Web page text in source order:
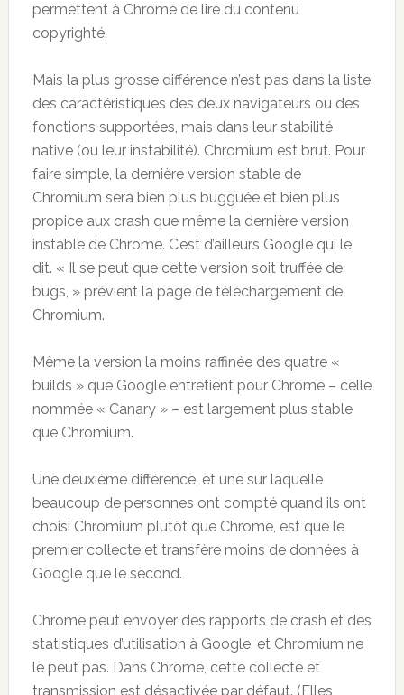
permettent à Chrome de lire du contenu
copyrighté.
Mais la plus grosse différence n’est pas dans la liste
des caractéristiques des deux navigateurs ou des
fonctions supportées, mais dans leur stabilité
native (ou leur instabilité). Chromium est brut. Pour
faire simple, la dernière version stable de
Chromium sera bien plus bugguée et bien plus
propice aux crash que même la dernière version
instable de Chrome. C’est d’ailleurs Google qui le
dit. « Il se peut que cette version soit truffée de
bugs, » prévient la page de téléchargement de
Chromium.
Même la version la moins raffinée des quatre «
builds » que Google entretient pour Chrome – celle
nommée « Canary » – est largement plus stable
que Chromium.
Une deuxième différence, et une sur laquelle
beaucoup de personnes ont compté quand ils ont
choisi Chromium plutôt que Chrome, est que le
premier collecte et transfère moins de données à
Google que le second.
Chrome peut envoyer des rapports de crash et des
statistiques d’utilisation à Google, et Chromium ne
le peut pas. Dans Chrome, cette collecte et
transmission est désactivée par défaut. (Elles